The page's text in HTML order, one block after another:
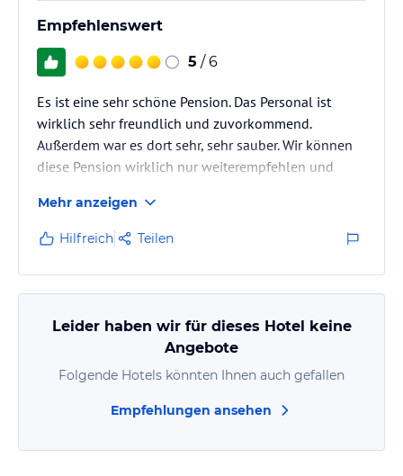
Empfehlenswert
5 / 6
Es ist eine sehr schöne Pension. Das Personal ist
wirklich sehr freundlich und zuvorkommend.
Außerdem war es dort sehr, sehr sauber. Wir können
diese Pension wirklich nur weiterempfehlen und
Mehr anzeigen
Hilfreich Teilen
Leider haben wir für dieses Hotel keine
Angebote
Folgende Hotels könnten Ihnen auch gefallen
Empfehlungen ansehen